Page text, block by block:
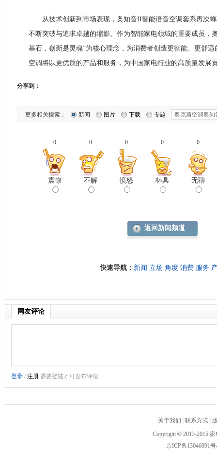
从技术创新到市场表现，奥知音II智能语音空调套系再次蝉
不断突破与追求卓越的缩影。作为智能家电领域的重要成员，
基石，创新是灵魂”为核心理念，为消费者创造更智能、更舒
空调将以更优质的产品和服务，为中国家电行业的高质量发展
分享到：
更多相关搜索： 新闻 图片 下载 专题
0
震惊
0
不解
0
愤怒
0
杯具
0
无聊
返回新闻频道
快速导航： 新闻 立场 角度 消费 服务
网友评论
关于我们 联系方式
Copyright © 2013-2015
京ICP备13046091号